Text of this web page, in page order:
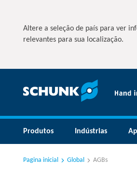
Altere a seleção de país para ver
relevantes para sua localização.
Produtos Indústrias
Pagina inicial Global AGBs